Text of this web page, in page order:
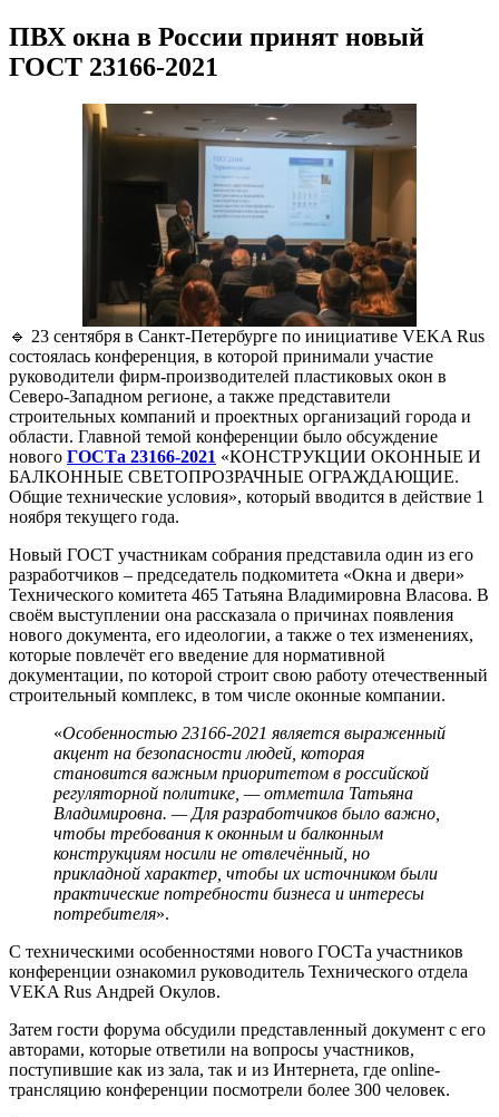
ПВХ окна в России принят новый
ГОСТ 23166-2021
🔹 23 сентября в Санкт-Петербурге по инициативе VEKA Rus
состоялась конференция, в которой принимали участие
руководители фирм-производителей пластиковых окон в
Северо-Западном регионе, а также представители
строительных компаний и проектных организаций города и
области. Главной темой конференции было обсуждение
нового ГОСТа 23166-2021 «КОНСТРУКЦИИ ОКОННЫЕ И
БАЛКОННЫЕ СВЕТОПРОЗРАЧНЫЕ ОГРАЖДАЮЩИЕ.
Общие технические условия», который вводится в действие 1
ноября текущего года.
Новый ГОСТ участникам собрания представила один из его
разработчиков – председатель подкомитета «Окна и двери»
Технического комитета 465 Татьяна Владимировна Власова. В
своём выступлении она рассказала о причинах появления
нового документа, его идеологии, а также о тех изменениях,
которые повлечёт его введение для нормативной
документации, по которой строит свою работу отечественный
строительный комплекс, в том числе оконные компании.
«Особенностью 23166-2021 является выраженный
акцент на безопасности людей, которая
становится важным приоритетом в российской
регуляторной политике, — отметила Татьяна
Владимировна. — Для разработчиков было важно,
чтобы требования к оконным и балконным
конструкциям носили не отвлечённый, но
прикладной характер, чтобы их источником были
практические потребности бизнеса и интересы
потребителя».
С техническими особенностями нового ГОСТа участников
конференции ознакомил руководитель Технического отдела
VEKA Rus Андрей Окулов.
Затем гости форума обсудили представленный документ с его
авторами, которые ответили на вопросы участников,
поступившие как из зала, так и из Интернета, где online-
трансляцию конференции посмотрели более 300 человек.